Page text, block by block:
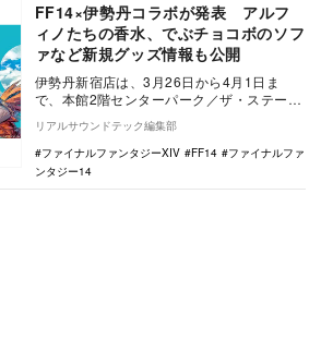
FF14×伊勢丹コラボが発表 アルフ
ィノたちの香水、でぶチョコボのソフ
ァなど新規グッズ情報も公開
伊勢丹新宿店は、3月26日から4月1日ま
で、本館2階センターパーク／ザ・ステージ
2にて『ファイナルファンタジー
XIV（FF14）…
リアルサウンドテック編集部
ファイナルファンタジーXIV
FF14
ファイナルファ
ンタジー14